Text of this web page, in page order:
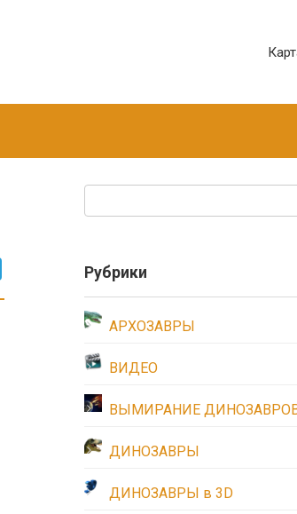
Рубрики
АРХОЗАВРЫ
ВИДЕО
ВЫМИРАНИЕ
ДИНОЗАВРЫ
ДИНОЗАВРЫ в 3D